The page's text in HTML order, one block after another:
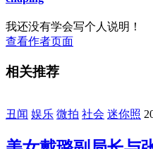
我还没有学会写个人说明！
查看作者页面
相关推荐